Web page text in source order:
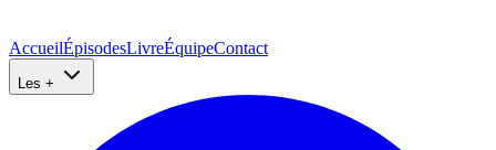
AccueilÉpisodesLivreÉquipeContact
Les +